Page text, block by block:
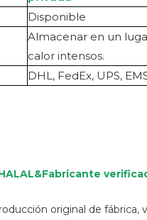
Disponible
Almacenar en un
calor intensos.
DHL, FedEx, UPS,
&Fabricante
original de fábrica,